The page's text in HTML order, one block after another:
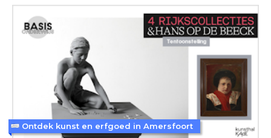
Ontdek kunst en erfgoed in Amersfoort